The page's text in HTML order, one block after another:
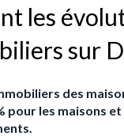
les
sur
des
pour les maisons